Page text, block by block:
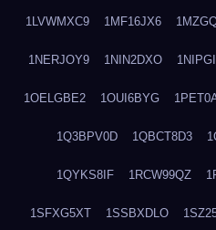
1LVWMXC9 1MF16JX6
1NERJOY9 1NIN2DXO
1OELGBE2 1OUI6BYG
1Q3BPV0D 1QBCT8D3
1QYKS8IF 1RCW99QZ
1SFXG5XT 1SSBXDLO